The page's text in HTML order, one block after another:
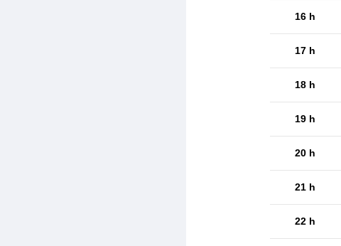
16 h
17 h
18 h
19 h
20 h
21 h
22 h